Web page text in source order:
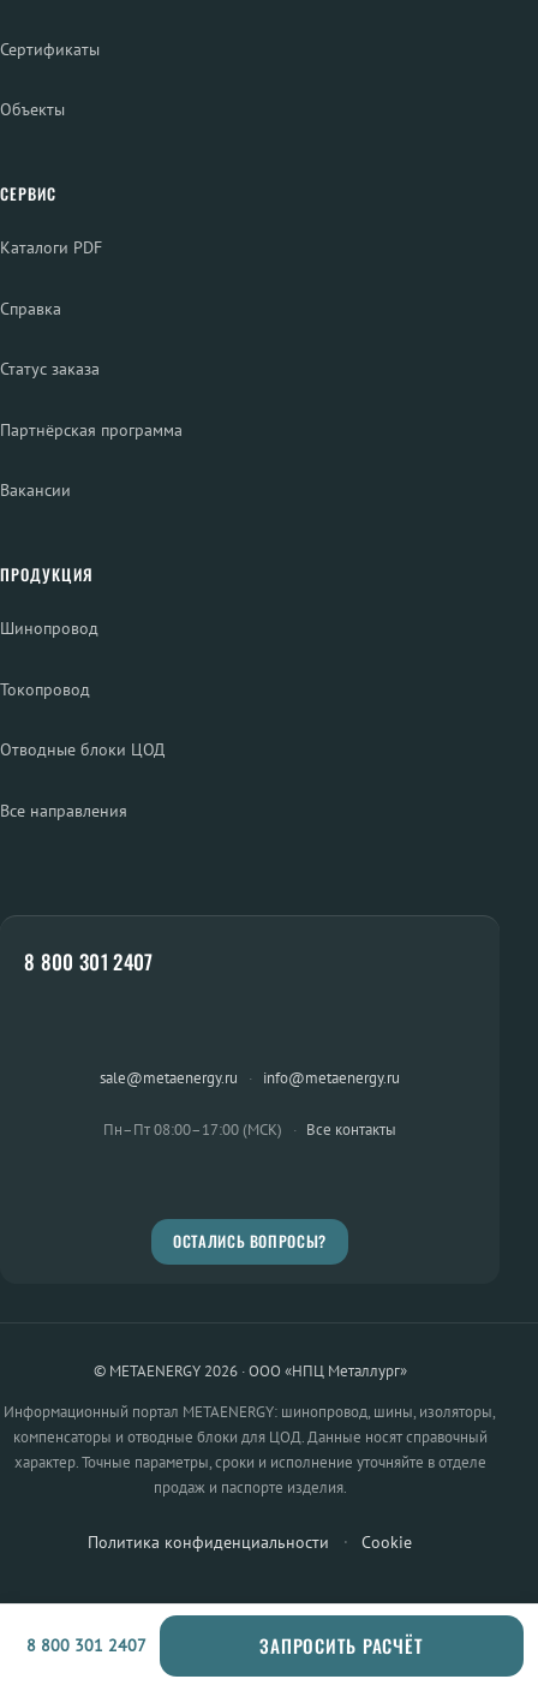
Сертификаты
Объекты
СЕРВИС
Каталоги PDF
Справка
Статус заказа
Партнёрская программа
Вакансии
ПРОДУКЦИЯ
Шинопровод
Токопровод
Отводные блоки ЦОД
Все направления
8 800 301 2407
sale@metaenergy.ru · info@metaenergy.ru
Пн–Пт 08:00–17:00 (МСК) · Все контакты
ОСТАЛИСЬ ВОПРОСЫ?
© METAENERGY 2026 · ООО «НПЦ Металлург»
Информационный портал METAENERGY: шинопровод, шины, изоляторы,
компенсаторы и отводные блоки для ЦОД. Данные носят справочный
характер. Точные параметры, сроки и исполнение уточняйте в отделе
продаж и паспорте изделия.
Политика конфиденциальности · Cookie
8 800 301 2407 ЗАПРОСИТЬ РАСЧЁТ